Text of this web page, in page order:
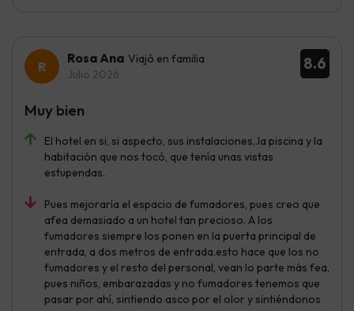
8.6
Rosa Ana Viajó en familia
Julio 2026
El hotel en si, si aspecto, sus instalaciones,.la piscina y la
habitación que nos tocó, que tenía unas vistas
estupendas.
Pues mejoraría el espacio de fumadores, pues creo que
afea demasiado a un hotel tan precioso. A los
fumadores siempre los ponen en la puerta principal de
entrada, a dos metros de entrada.esto hace que los no
fumadores y el resto del personal, vean lo parte más fea,
pues niños, embarazadas y no fumadores tenemos que
pasar por ahí, sintiendo asco por el olor y sintiéndonos
Muy bien